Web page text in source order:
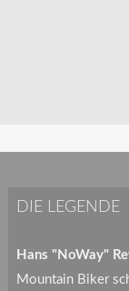
DIE LEGENDE
Hans "NoWay"
Mountain Biker